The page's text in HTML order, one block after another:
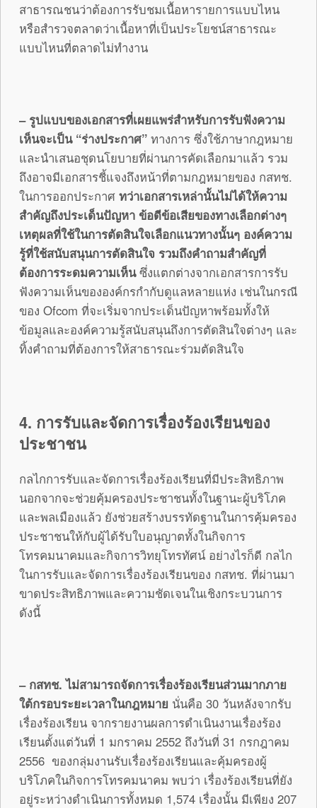
สาธารณชนว่าต้องการรับชมเนื้อหารายการแบบไหน
หรือสำรวจตลาดว่าเนื้อหาที่เป็นประโยชน์สาธารณะ
แบบไหนที่ตลาดไม่ทำงาน
– รูปแบบของเอกสารที่เผยแพร่สำหรับการรับฟังความ
เห็นจะเป็น “ร่างประกาศ” ทางการ ซึ่งใช้ภาษากฎหมาย
และนำเสนอชุดนโยบายที่ผ่านการคัดเลือกมาแล้ว รวม
ถึงอาจมีเอกสารชี้แจงถึงหน้าที่ตามกฎหมายของ กสทช.
ในการออกประกาศ ทว่าเอกสารเหล่านั้นไม่ได้ให้ความ
สำคัญถึงประเด็นปัญหา ข้อดีข้อเสียของทางเลือกต่างๆ
เหตุผลที่ใช้ในการตัดสินใจเลือกแนวทางนั้นๆ องค์ความ
รู้ที่ใช้สนับสนุนการตัดสินใจ รวมถึงคำถามสำคัญที่
ต้องการระดมความเห็นซึ่งแตกต่างจากเอกสารการรับ
ฟังความเห็นขององค์กรกำกับดูแลหลายแห่ง เช่นในกรณี
ของ Ofcom ที่จะเริ่มจากประเด็นปัญหาพร้อมทั้งให้
ข้อมูลและองค์ความรู้สนับสนุนถึงการตัดสินใจต่างๆ และ
ทิ้งคำถามที่ต้องการให้สาธารณะร่วมตัดสินใจ
4. การรับและจัดการเรื่องร้องเรียนของ
ประชาชน
กลไกการรับและจัดการเรื่องร้องเรียนที่มีประสิทธิภาพ
นอกจากจะช่วยคุ้มครองประชาชนทั้งในฐานะผู้บริโภค
และพลเมืองแล้ว ยังช่วยสร้างบรรทัดฐานในการคุ้มครอง
ประชาชนให้กับผู้ได้รับใบอนุญาตทั้งในกิจการ
โทรคมนาคมและกิจการวิทยุโทรทัศน์ อย่างไรก็ดี กลไก
ในการรับและจัดการเรื่องร้องเรียนของ กสทช. ที่ผ่านมา
ขาดประสิทธิภาพและความชัดเจนในเชิงกระบวนการ
ดังนี้
– กสทช. ไม่สามารถจัดการเรื่องร้องเรียนส่วนมากภาย
ใต้กรอบระยะเวลาในกฎหมาย นั่นคือ 30 วันหลังจากรับ
เรื่องร้องเรียน จากรายงานผลการดำเนินงานเรื่องร้อง
เรียนตั้งแต่วันที่ 1 มกราคม 2552 ถึงวันที่ 31 กรกฎาคม
2556 ของกลุ่มงานรับเรื่องร้องเรียนและคุ้มครองผู้
บริโภคในกิจการโทรคมนาคม พบว่า เรื่องร้องเรียนที่ยัง
อยู่ระหว่างดำเนินการทั้งหมด 1,574 เรื่องนั้น มีเพียง 207